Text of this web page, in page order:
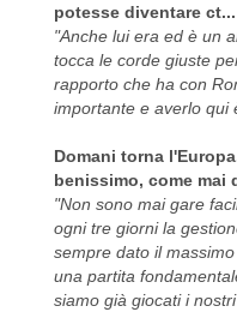
potesse diventare ct...
"Anche lui era ed è un
tocca le corde giuste
rapporto che ha con
importante e averlo qui
Domani torna
benissimo, come mai
"Non sono mai gare
ogni tre giorni la
sempre dato il
una partita
siamo già giocati i